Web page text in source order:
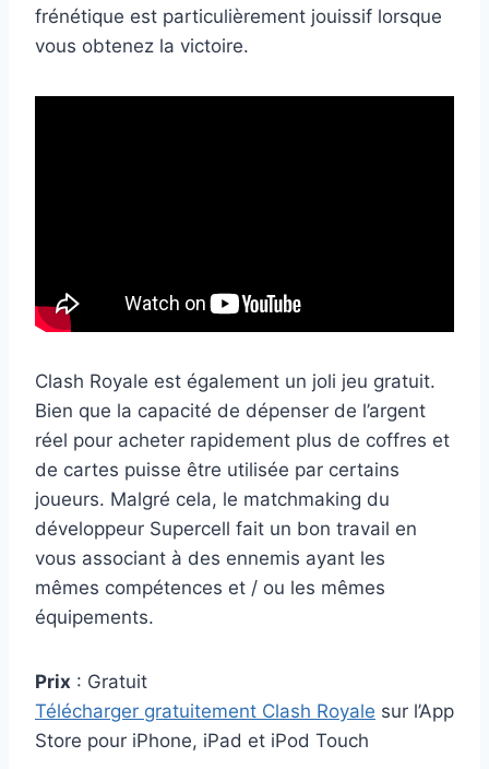
frénétique est particulièrement jouissif lorsque
vous obtenez la victoire.
Clash Royale est également un joli jeu gratuit.
Bien que la capacité de dépenser de l’argent
réel pour acheter rapidement plus de coffres et
de cartes puisse être utilisée par certains
joueurs. Malgré cela, le matchmaking du
développeur Supercell fait un bon travail en
vous associant à des ennemis ayant les
mêmes compétences et / ou les mêmes
équipements.
Prix : Gratuit
Télécharger gratuitement Clash Royale sur l’App
Store pour iPhone, iPad et iPod Touch